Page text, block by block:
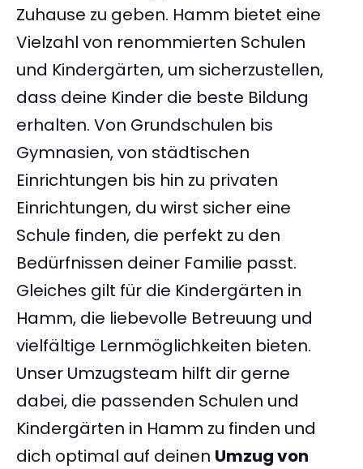
Zuhause zu geben. Hamm bietet eine
Vielzahl von renommierten Schulen
und Kindergärten, um sicherzustellen,
dass deine Kinder die beste Bildung
erhalten. Von Grundschulen bis
Gymnasien, von städtischen
Einrichtungen bis hin zu privaten
Einrichtungen, du wirst sicher eine
Schule finden, die perfekt zu den
Bedürfnissen deiner Familie passt.
Gleiches gilt für die Kindergärten in
Hamm, die liebevolle Betreuung und
vielfältige Lernmöglichkeiten bieten.
Unser Umzugsteam hilft dir gerne
dabei, die passenden Schulen und
Kindergärten in Hamm zu finden und
dich optimal auf deinen Umzug von